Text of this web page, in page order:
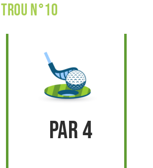
Trou n°10
Par 4